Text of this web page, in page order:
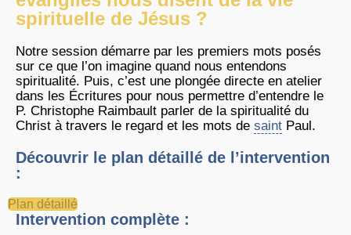
spirituelle de Jésus ?
Notre session démarre par les premiers mots posés
sur ce que l’on imagine quand nous entendons
spiritualité. Puis, c’est une plongée directe en atelier
dans les Écritures pour nous permettre d’entendre le
P. Christophe Raimbault parler de la spiritualité du
Christ à travers le regard et les mots de saint Paul.
Découvrir le plan détaillé de l’intervention
:
Plan détaillé
Intervention complète :